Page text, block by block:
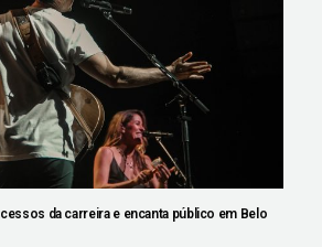
da carreira e encanta público em Belo